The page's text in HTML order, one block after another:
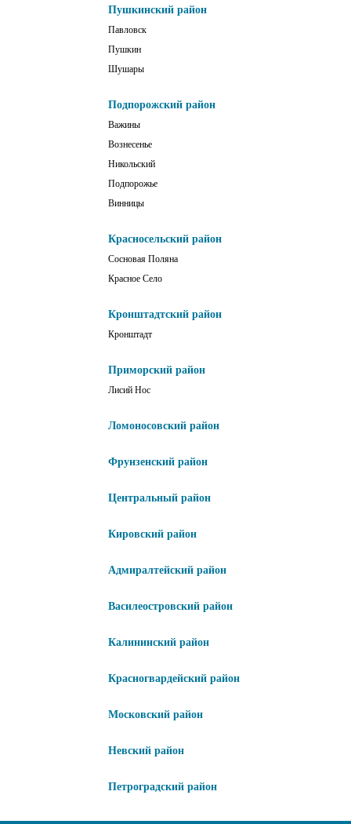
Пушкинский район
Павловск
Пушкин
Шушары
Подпорожский район
Важины
Вознесенье
Никольский
Подпорожье
Винницы
Красносельский район
Сосновая Поляна
Красное Село
Кронштадтский район
Кронштадт
Приморский район
Лисий Нос
Ломоносовский район
Фрунзенский район
Центральный район
Кировский район
Адмиралтейский район
Василеостровский район
Калининский район
Красногвардейский район
Московский район
Невский район
Петроградский район